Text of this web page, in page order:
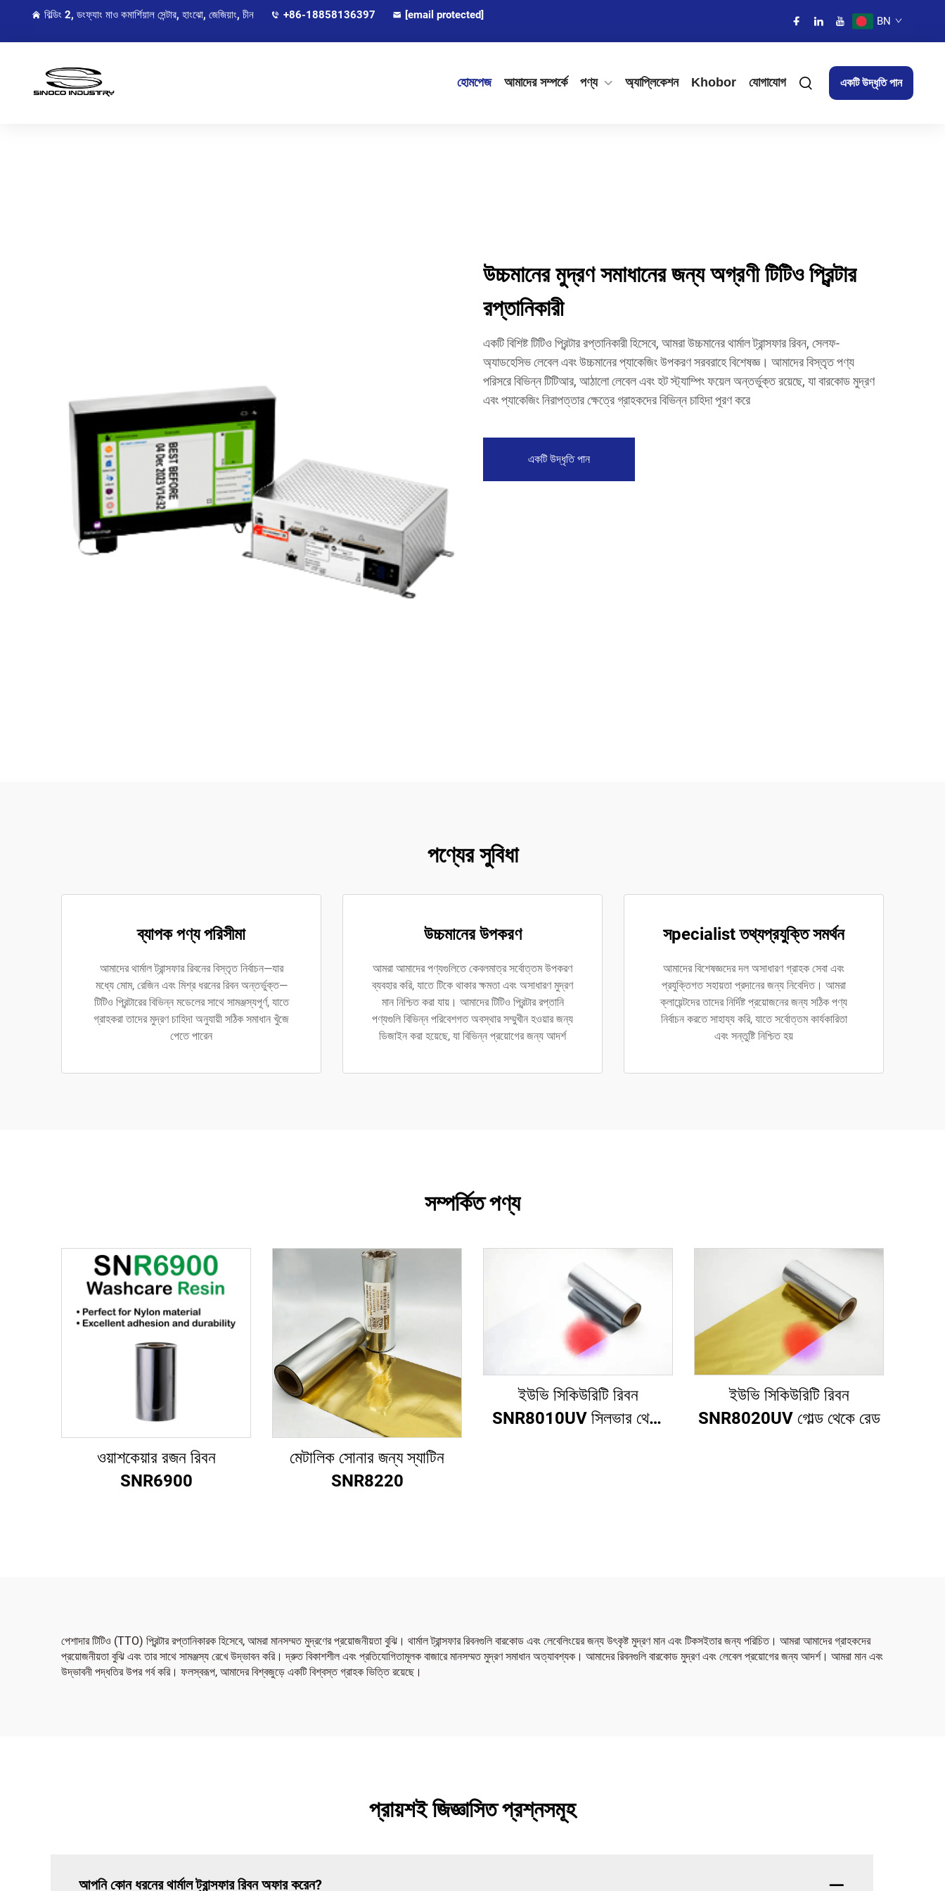
বিল্ডিং 2, ডংফ্যাং মাও কমার্শিয়াল সেন্টার, হাংঝো, জেজিয়াং, চীন +86-18858136397 [email protected] BN
হোমপেজ আমাদের সম্পর্কে পণ্য অ্যাপ্লিকেশন Khobor যোগাযোগ একটি উদ্ধৃতি পান
উচ্চমানের মুদ্রণ সমাধানের জন্য অগ্রণী টিটিও প্রিন্টার
রপ্তানিকারী
একটি বিশিষ্ট টিটিও প্রিন্টার রপ্তানিকারী হিসেবে, আমরা উচ্চমানের থার্মাল ট্রান্সফার রিবন, সেলফ-
অ্যাডহেসিভ লেবেল এবং উচ্চমানের প্যাকেজিং উপকরণ সরবরাহে বিশেষজ্ঞ। আমাদের বিস্তৃত পণ্য
পরিসরে বিভিন্ন টিটিআর, আঠালো লেবেল এবং হট স্ট্যাম্পিং ফয়েল অন্তর্ভুক্ত রয়েছে, যা বারকোড মুদ্রণ
এবং প্যাকেজিং নিরাপত্তার ক্ষেত্রে গ্রাহকদের বিভিন্ন চাহিদা পূরণ করে
একটি উদ্ধৃতি পান
পণ্যের সুবিধা
ব্যাপক পণ্য পরিসীমা
আমাদের থার্মাল ট্রান্সফার রিবনের বিস্তৃত নির্বাচন—যার
মধ্যে মোম, রেজিন এবং মিশ্র ধরনের রিবন অন্তর্ভুক্ত—
টিটিও প্রিন্টারের বিভিন্ন মডেলের সাথে সামঞ্জস্যপূর্ণ, যাতে
গ্রাহকরা তাদের মুদ্রণ চাহিদা অনুযায়ী সঠিক সমাধান খুঁজে
পেতে পারেন
উচ্চমানের উপকরণ
আমরা আমাদের পণ্যগুলিতে কেবলমাত্র সর্বোত্তম উপকরণ
ব্যবহার করি, যাতে টিকে থাকার ক্ষমতা এবং অসাধারণ মুদ্রণ
মান নিশ্চিত করা যায়। আমাদের টিটিও প্রিন্টার রপ্তানি
পণ্যগুলি বিভিন্ন পরিবেশগত অবস্থার সম্মুখীন হওয়ার জন্য
ডিজাইন করা হয়েছে, যা বিভিন্ন প্রয়োগের জন্য আদর্শ
সpecialist তথ্যপ্রযুক্তি সমর্থন
আমাদের বিশেষজ্ঞদের দল অসাধারণ গ্রাহক সেবা এবং
প্রযুক্তিগত সহায়তা প্রদানের জন্য নিবেদিত। আমরা
ক্লায়েন্টদের তাদের নির্দিষ্ট প্রয়োজনের জন্য সঠিক পণ্য
নির্বাচন করতে সাহায্য করি, যাতে সর্বোত্তম কার্যকারিতা
এবং সন্তুষ্টি নিশ্চিত হয়
সম্পর্কিত পণ্য
ওয়াশকেয়ার রজন রিবন
SNR6900
মেটালিক সোনার জন্য স্যাটিন
SNR8220
ইউভি সিকিউরিটি রিবন
SNR8010UV সিলভার থেকে
ইউভি সিকিউরিটি রিবন
SNR8020UV গোল্ড থেকে রেড
পেশাদার টিটিও (TTO) প্রিন্টার রপ্তানিকারক হিসেবে, আমরা মানসম্মত মুদ্রণের প্রয়োজনীয়তা বুঝি। থার্মাল ট্রান্সফার রিবনগুলি বারকোড এবং লেবেলিংয়ের জন্য উৎকৃষ্ট মুদ্রণ মান এবং টিকসইতার জন্য পরিচিত। আমরা আমাদের গ্রাহকদের
প্রয়োজনীয়তা বুঝি এবং তার সাথে সামঞ্জস্য রেখে উদ্ভাবন করি। দ্রুত বিকাশশীল এবং প্রতিযোগিতামূলক বাজারে মানসম্মত মুদ্রণ সমাধান অত্যাবশ্যক। আমাদের রিবনগুলি বারকোড মুদ্রণ এবং লেবেল প্রয়োগের জন্য আদর্শ। আমরা মান এবং
উদ্ভাবনী পদ্ধতির উপর গর্ব করি। ফলস্বরূপ, আমাদের বিশ্বজুড়ে একটি বিশ্বস্ত গ্রাহক ভিত্তি রয়েছে।
প্রায়শই জিজ্ঞাসিত প্রশ্নসমূহ
আপনি কোন ধরনের থার্মাল ট্রান্সফার রিবন অফার করেন?